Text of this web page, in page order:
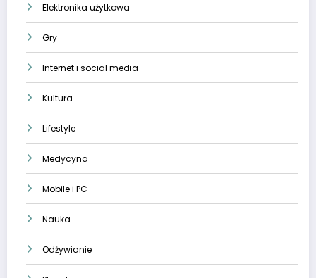
Elektronika użytkowa
Gry
Internet i social media
Kultura
Lifestyle
Medycyna
Mobile i PC
Nauka
Odżywianie